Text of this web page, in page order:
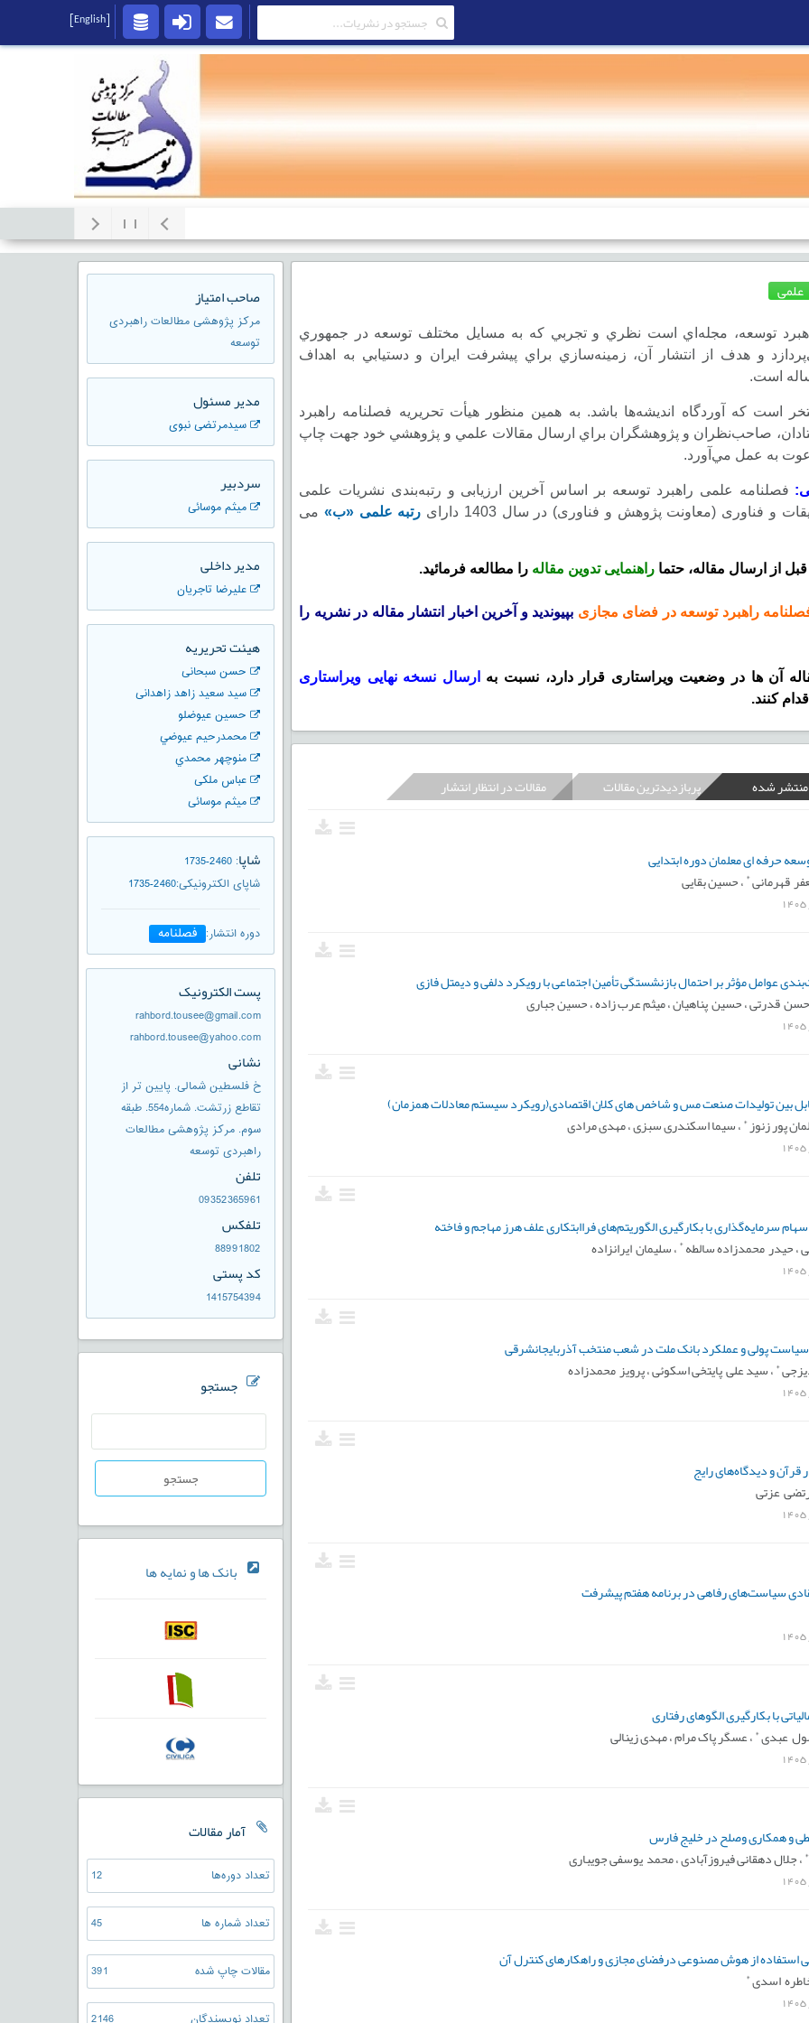
علمی
توسعه، مجله‌اي است نظري و تجربي كه به مسايل مختلف توسعه در جمهوري
و هدف از انتشار آن، زمينه‌سازي براي پيشرفت ايران و دستيابي به اهداف
است.
است که آوردگاه انديشه‌ها باشد. به همين منظور هيأت تحريريه فصلنامه راهبرد
صاحب‌نظران و پژوهشگران براي ارسال مقالات علمي و پژوهشي خود جهت چاپ
به عمل مي‌آورد.
فصلنامه علمی راهبرد توسعه بر اساس آخرین ارزیابی و رتبه‌بندی نشریات علمی
و فناوری (معاونت پژوهش و فناوری) در سال 1403 دارای
رتبه علمی «ب» می
از ارسال مقاله، حتما راهنمایی تدوین مقاله را مطالعه فرمائید.
راهبرد توسعه در فضای مجازی بپیوندید و آخرین اخبار انتشار مقاله در نشریه را
آن ها در وضعیت ویراستاری قرار دارد، نسبت به
ارسال نسخه نهایی ویراستاری
کنند.
منتشر شده پربازدیدترین مقالات مقالات در انتظار انتشار
حرفه ای معلمان دوره ابتدایی
قهرمانی*،حسین بقایی
1405
عوامل مؤثر بر احتمال بازنشستگی تأمین اجتماعی با رویکرد دلفی و دیمتل فازی
حسن قدرتی ،حسین پناهیان ،میثم عرب زاده ،حسین جباری
1405
بین تولیدات صنعت مس و شاخص های کلان اقتصادی(رویکرد سیستم معادلات همزمان)
پور زنوز*،سیما اسکندری سبزی ،مهدی مرادی
1405
سرمایه‌گذاری با بکارگیری الگوریتم‌های فراابتکاری علف هرز مهاجم و فاخته
،حیدر محمدزاده سالطه*،سلیمان ایرانزاده
1405
پولی و عملکرد بانک ملت در شعب منتخب آذربایجان‏شرقی
*،سید علی پایتخی اسکوئی ،پرویز محمدزاده
1405
قرآن و دیدگاه‌های رایج
عزتی
1405
سیاست‌های رفاهی در برنامه هفتم پیشرفت
1405
با بکارگیری الگوهای رفتاری
عبدی*،عسگر پاک مرام ،مهدی زینالی
1405
و همکاری وصلح در خلیج فارس
*،جلال دهقانی فیروزآبادی ،محمد یوسفی جویباری
1405
استفاده از هوش مصنوعی درفضای مجازی و راهکارهای کنترل آن
اسدی*
1405
صاحب امتیاز
مرکز پژوهشی مطالعات راهبردی
توسعه
مدير مسئول
سیدمرتضی نبوی
سردبیر
میثم موسائی
مدیر داخلی
علیرضا تاجریان
هیئت تحریریه
حسن سبحانی
سيد سعيد زاهد زاهدانی
حسين عيوضلو
محمدرحيم عيوضي
منوچهر محمدي
عباس ملکی
میثم موسائی
شاپا:
1735-2460
شاپای الکترونیکی:
1735-2460
دوره انتشار: فصلنامه
پست الکترونیک
rahbord.tousee@gmail.com
rahbord.tousee@yahoo.com
نشانی
خ فلسطین شمالی. پایین تر از
تقاطع زرتشت. شماره554. طبقه
سوم. مرکز پژوهشی مطالعات
راهبردی توسعه
تلفن
09352365961
تلفكس
88991802
کد پستی
1415754394
جستجو
جستجو
بانک ها و نمایه ها
آمار مقالات
تعداد دوره‌ها 12
تعداد شماره ها 45
مقالات چاپ شده 391
تعداد نویسندگان 2146
[English]